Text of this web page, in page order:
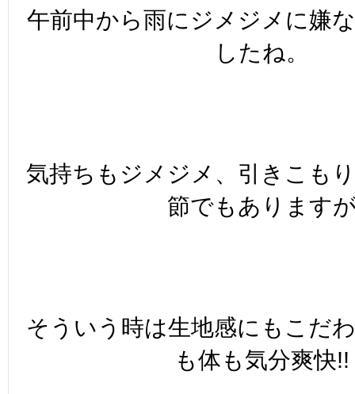
午前中から雨にジメジメに嫌
したね。
気持ちもジメジメ、引きこも
節でもあります
そういう時は生地感にもこだ
も体も気分爽快!!